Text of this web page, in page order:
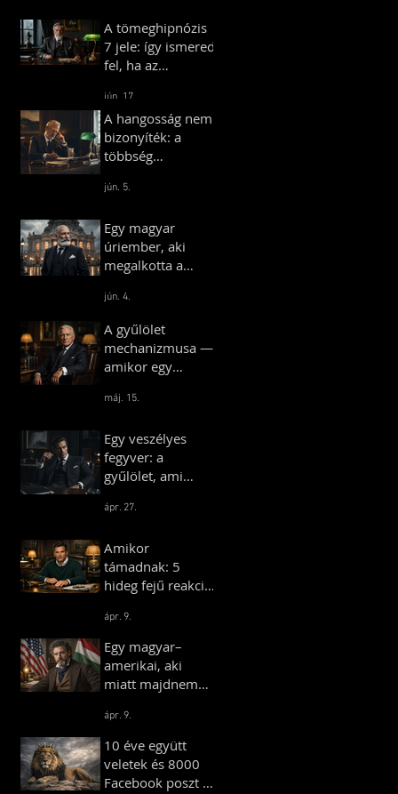
A tömeghipnózis
7 jele: így ismered
fel, ha az
kollégáid
„tömeghipnózis”
alatt állnak
jún. 17.
A hangosság nem
bizonyíték: a
többség
pszichológiája
jún. 5.
Egy magyar
úriember, aki
megalkotta a
Budapestjét –
Hauszmann
Alajos története
jún. 4.
A gyűlölet
mechanizmusa —
amikor egy
önmaga ellen
máj. 15.
Egy veszélyes
fegyver: a
gyűlölet, ami
terel
ápr. 27.
Amikor
támadnak: 5
hideg fejű reakció,
helyez
ápr. 9.
Egy magyar–
amerikai, aki
miatt majdnem
egy másik, aki
farmot vett
Amerikában
ápr. 9.
10 éve együtt
veletek és 8000
Facebook poszt —